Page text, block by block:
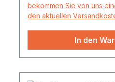
bekommen Sie von uns
den aktuellen
In den